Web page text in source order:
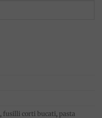
, fusilli corti bucati, pasta